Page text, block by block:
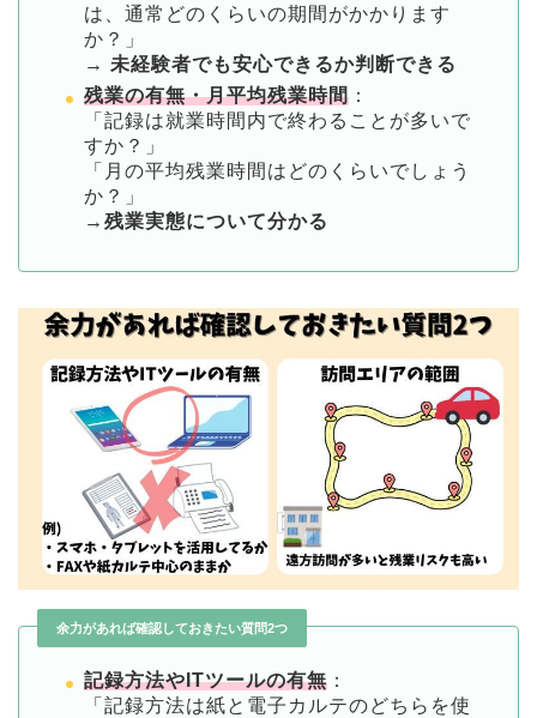
は、通常どのくらいの期間がかかります
か？」
→ 未経験者でも安心できるか判断できる
残業の有無・月平均残業時間 ：
「記録は就業時間内で終わることが多いで
すか？」
「月の平均残業時間はどのくらいでしょう
か？」
→残業実態について分かる
余力があれば確認しておきたい質問2つ
記録方法やITツールの有無 ：
「記録方法は紙と電子カルテのどちらを使